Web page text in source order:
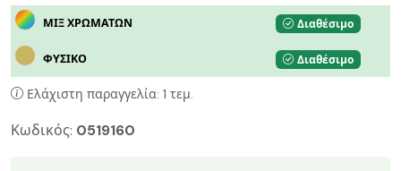
ΜΙΞ ΧΡΩΜΑΤΩΝ Διαθέσιμο
ΦΥΣΙΚΟ Διαθέσιμο
Ελάχιστη παραγγελία: 1 τεμ.
Κωδικός: 0519160